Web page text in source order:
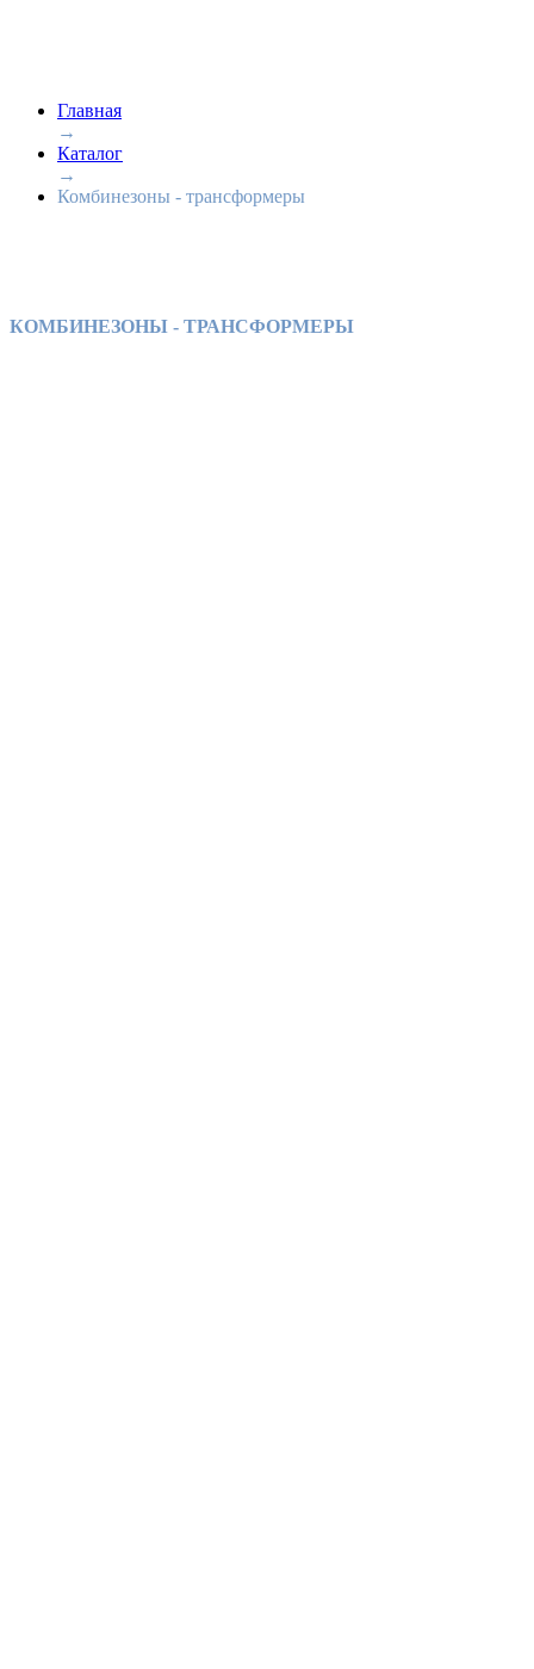
Главная
→
Каталог
→
Комбинезоны - трансформеры
КОМБИНЕЗОНЫ - ТРАНСФОРМЕРЫ